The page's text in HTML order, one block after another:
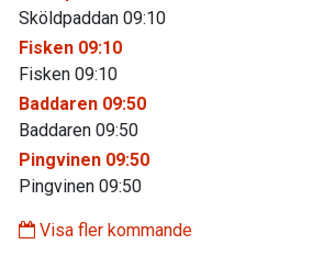
Sköldpaddan 09:10
Fisken 09:10
Fisken 09:10
Baddaren 09:50
Baddaren 09:50
Pingvinen 09:50
Pingvinen 09:50
Visa fler kommande